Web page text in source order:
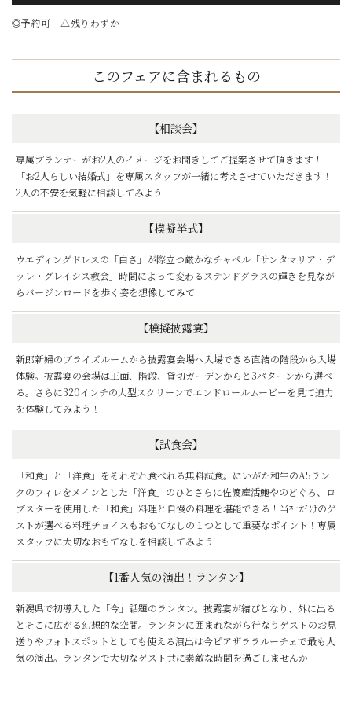
◎予約可 △残りわずか
このフェアに含まれるもの
【相談会】
専属プランナーがお2人のイメージをお聞きしてご提案させて頂きます！
「お2人らしい結婚式」を専属スタッフが一緒に考えさせていただきます！
2人の不安を気軽に相談してみよう
【模擬挙式】
ウエディングドレスの「白さ」が際立つ厳かなチャペル「サンタマリア・デ
ッレ・グレイシス教会」時間によって変わるステンドグラスの輝きを見なが
らバージンロードを歩く姿を想像してみて
【模擬披露宴】
新郎新婦のブライズルームから披露宴会場へ入場できる直結の階段から入場
体験。披露宴の会場は正面、階段、貸切ガーデンからと3パターンから選べ
る。さらに320インチの大型スクリーンでエンドロールムービーを見て迫力
を体験してみよう！
【試食会】
「和食」と「洋食」をそれぞれ食べれる無料試食。にいがた和牛のA5ラン
クのフィレをメインとした「洋食」のひとさらに佐渡産活鮑やのどぐろ、ロ
ブスターを使用した「和食」料理と自慢の料理を堪能できる！当社だけのゲ
ストが選べる料理チョイスもおもてなしの１つとして重要なポイント！専属
スタッフに大切なおもてなしを相談してみよう
【1番人気の演出！ランタン】
新潟県で初導入した「今」話題のランタン。披露宴が結びとなり、外に出る
とそこに広がる幻想的な空間。ランタンに囲まれながら行なうゲストのお見
送りやフォトスポットとしても使える演出は今ピアザララルーチェで最も人
気の演出。ランタンで大切なゲスト共に素敵な時間を過ごしませんか